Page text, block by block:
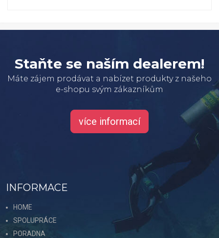
Staňte se naším dealerem!
Máte zájem prodávat a nabízet produkty z našeho
e-shopu svým zákazníkům
více informací
INFORMACE
HOME
SPOLUPRÁCE
PORADNA